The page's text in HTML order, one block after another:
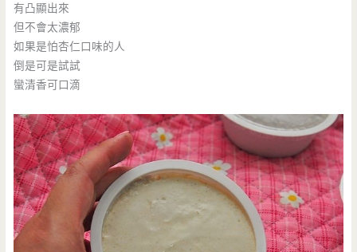
有凸顯出來
但不會太濃郁
如果是怕杏仁口味的人
倒是可是試試
蠻清香可口滴